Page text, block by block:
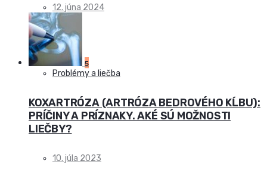
12. júna 2024
5
Problémy a liečba
KOXARTRÓZA (ARTRÓZA BEDROVÉHO KĹBU):
PRÍČINY A PRÍZNAKY. AKÉ SÚ MOŽNOSTI
LIEČBY?
10. júla 2023